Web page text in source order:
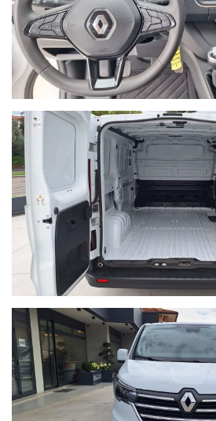
BAGGIO AUTO SRL
Viale Monte Grappa 20/D
36028 Rossano Veneto (VI) Italia
Tel. +39 0424/848192
Email: info@baggioauto.it
Sito internet: www.baggioauto.it
La dotazione tecnica e gli optional
differire dall'effettivo
Auto Srl declina ogni responsabilità
incongruenze, che non
contrattuale.
POSSIBILITA' DI FINANZIAMENTI
PER INFORMAZIONI:
Devis Baggio
cell. 335/5452027
BAGGIO AUTO SRL
Viale Monte Grappa 20/D
36028 Rossano Veneto (VI) Italia
Tel. +39 0424/848192